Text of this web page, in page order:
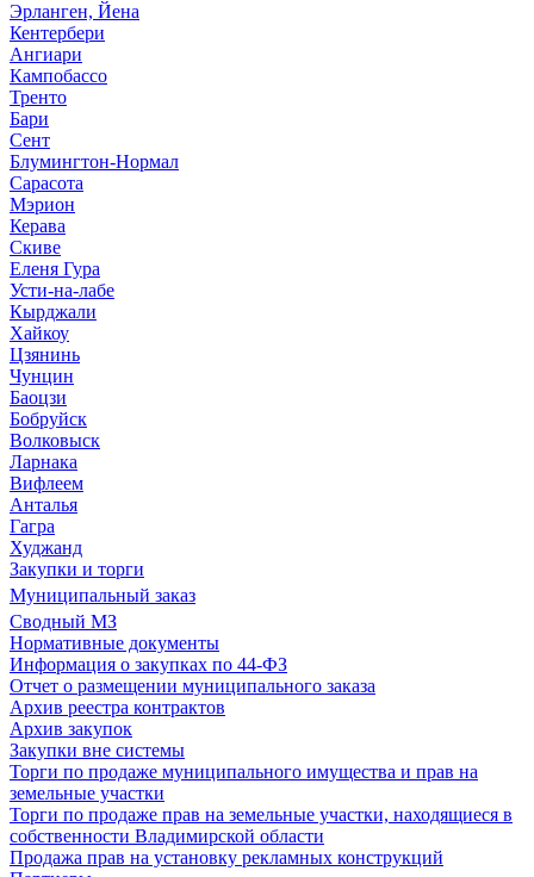
Эрланген, Йена
Кентербери
Ангиари
Кампобассо
Тренто
Бари
Сент
Блумингтон-Нормал
Сарасота
Мэрион
Керава
Скиве
Еленя Гура
Усти-на-лабе
Кырджали
Хайкоу
Цзянинь
Чунцин
Баоцзи
Бобруйск
Волковыск
Ларнака
Вифлеем
Анталья
Гагра
Худжанд
Закупки и торги
Муниципальный заказ
Сводный МЗ
Нормативные документы
Информация о закупках по 44-ФЗ
Отчет о размещении муниципального заказа
Архив реестра контрактов
Архив закупок
Закупки вне системы
Торги по продаже муниципального имущества и прав на
земельные участки
Торги по продаже прав на земельные участки, находящиеся в
собственности Владимирской области
Продажа прав на установку рекламных конструкций